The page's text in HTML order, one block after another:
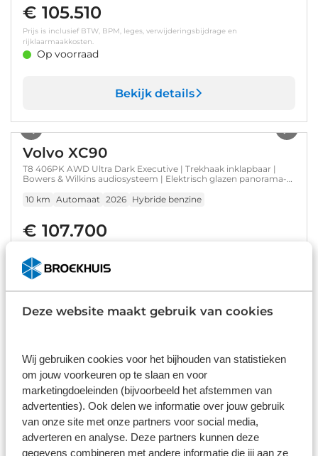
Deze website maakt gebruik van cookies
Wij gebruiken cookies voor het bijhouden van statistieken
om jouw voorkeuren op te slaan en voor
marketingdoeleinden (bijvoorbeeld het afstemmen van
advertenties). Ook delen we informatie over jouw gebruik
van onze site met onze partners voor social media,
adverteren en analyse. Deze partners kunnen deze
gegevens combineren met andere informatie die jij aan ze
€ 105.510
Prijs is inclusief BTW, BPM, leges, verwijderingsbijdrage en
rijklaarmaakkosten.
Op voorraad
Bekijk details
Volvo XC90
T8 406PK AWD Ultra Dark Executive | Trekhaak inklapbaar |
Bowers & Wilkins audiosysteem | Elektrisch glazen panorama-
voorstoelen
10 km Automaat 2026 Hybride benzine
€ 107.700
rijklaarmaakkosten.
Op voorraad
Bekijk details
Volvo XC90
T8 AWD Recharge Plus Bright | Luchtvering | 360° Camera |
Harman Kardon | 455pk | Adaptieve Cruise Control |
Standkachel met Volvo On Call App | Stoelverwarming
voor+achter | Stuurwielverwarming | Schuifdak | Google
Infotainment | Full LED Meesturende koplampen | Pilot Assist |
BLIS Dode Hoek Detectie | Elektrische voorstoelen geheugen |
Lederen bekleding | Zitting verlenging voorstoelen | Lederen
85.527 km Automaat 2023 Hybride benzine
€ 54.900